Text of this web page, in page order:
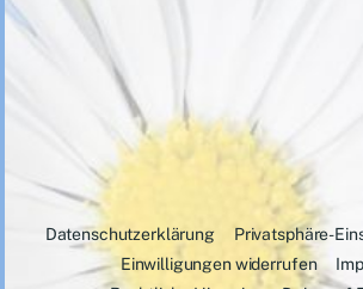
Datenschutzerklärung
Privatsphäre-
Einwilligungen widerrufen